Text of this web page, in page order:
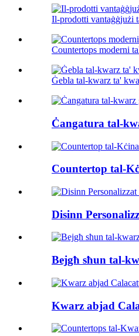
Il-prodotti vantaġġjużi
Countertops moderni
Ġebla tal-kwarz ta'
Ċangatura tal-
Countertop tal-
Disinn
Bejgħ sħun tal-
Kwarz abjad